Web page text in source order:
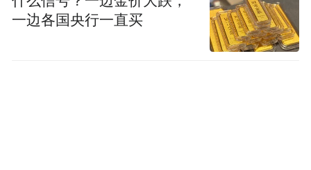
一边各国央行一直买